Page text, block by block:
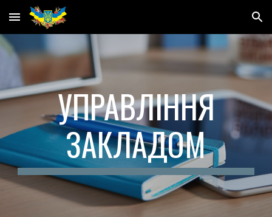
Skip to main content Skip to navigation
УПРАВЛІННЯ
ЗАКЛАДОМ